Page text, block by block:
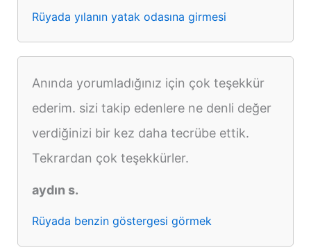
Rüyada yılanın yatak odasına girmesi
Anında yorumladığınız için çok teşekkür
ederim. sizi takip edenlere ne denli değer
verdiğinizi bir kez daha tecrübe ettik.
Tekrardan çok teşekkürler.
aydın s.
Rüyada benzin göstergesi görmek